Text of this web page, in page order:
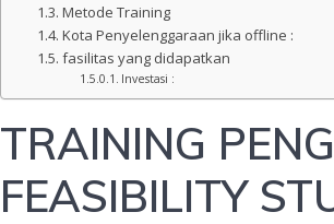
Metode Training
Kota Penyelenggaraan jika offline :
fasilitas yang didapatkan
Investasi :
TRAINING
FEASIBILITY